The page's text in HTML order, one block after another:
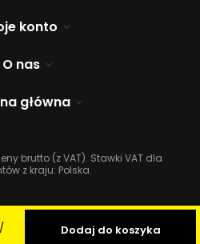
/
Dodaj do koszyka
konto
O nas
główna
brutto (z VAT). Stawki VAT dla
z kraju: Polska.